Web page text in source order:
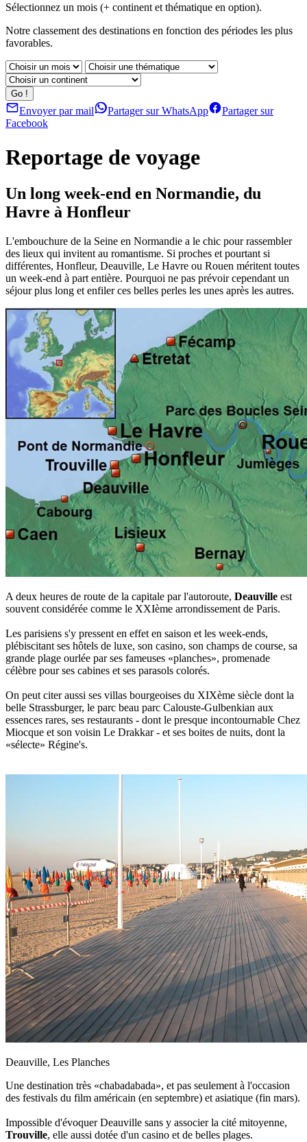
Sélectionnez un mois (+ continent et thématique en option).
Notre classement des destinations en fonction des périodes les plus
favorables.
Envoyer par mail Partager sur WhatsApp
Partager sur
Facebook
Reportage de voyage
Un long week-end en Normandie, du
Havre à Honfleur
L'embouchure de la Seine en Normandie a le chic pour rassembler
des lieux qui invitent au romantisme. Si proches et pourtant si
différentes, Honfleur, Deauville, Le Havre ou Rouen méritent toutes
un week-end à part entière. Pourquoi ne pas prévoir cependant un
séjour plus long et enfiler ces belles perles les unes après les autres.
A deux heures de route de la capitale par l'autoroute, Deauville est
souvent considérée comme le XXIème arrondissement de Paris.
Les parisiens s'y pressent en effet en saison et les week-ends,
plébiscitant ses hôtels de luxe, son casino, son champs de course, sa
grande plage ourlée par ses fameuses «planches», promenade
célèbre pour ses cabines et ses parasols colorés.
On peut citer aussi ses villas bourgeoises du XIXème siècle dont la
belle Strassburger, le parc beau parc Calouste-Gulbenkian aux
essences rares, ses restaurants - dont le presque incontournable Chez
Miocque et son voisin Le Drakkar - et ses boites de nuits, dont la
«sélecte» Régine's.
Deauville, Les Planches
Une destination très «chabadabada», et pas seulement à l'occasion
des festivals du film américain (en septembre) et asiatique (fin mars).
Impossible d'évoquer Deauville sans y associer la cité mitoyenne,
Trouville, elle aussi dotée d'un casino et de belles plages.